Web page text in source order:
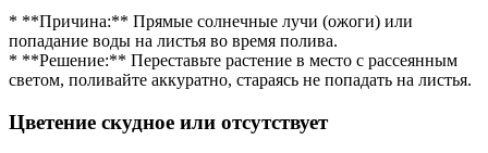
* **Причина:** Прямые солнечные лучи (ожоги) или
попадание воды на листья во время полива.
* **Решение:** Переставьте растение в место с рассеянным
светом, поливайте аккуратно, стараясь не попадать на листья.
Цветение скудное или отсутствует